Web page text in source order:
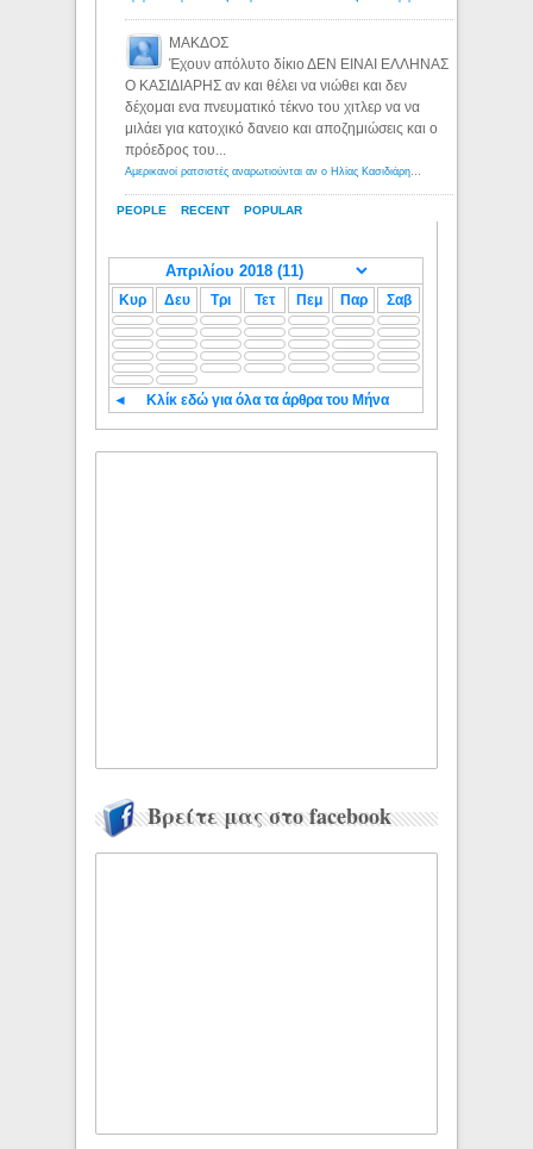
PEOPLE RECENT POPULAR
ΜΑΚΔΟΣ
Έχουν απόλυτο δίκιο ΔΕΝ ΕΙΝΑΙ ΕΛΛΗΝΑΣ
Ο ΚΑΣΙΔΙΑΡΗΣ αν και θέλει να νιώθει και δεν
δέχομαι ενα πνευματικό τέκνο του χιτλερ να να
μιλάει για κατοχικό δανειο και αποζημιώσεις και ο
πρόεδρος του...
Κυρ Δευ Τρι Τετ Πεμ Παρ Σαβ
◄ Κλίκ εδώ για όλα τα άρθρα του Μήνα
Βρείτε μας στο facebook